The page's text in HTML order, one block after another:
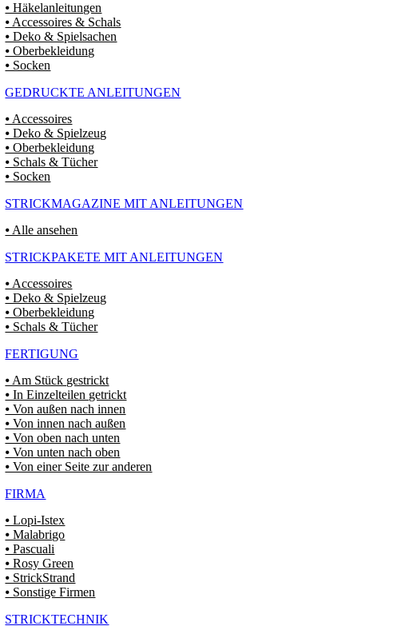
⦁ Häkelanleitungen
⦁ Accessoires & Schals
⦁ Deko & Spielsachen
⦁ Oberbekleidung
⦁ Socken
GEDRUCKTE ANLEITUNGEN
⦁ Accessoires
⦁ Deko & Spielzeug
⦁ Oberbekleidung
⦁ Schals & Tücher
⦁ Socken
STRICKMAGAZINE MIT ANLEITUNGEN
⦁ Alle ansehen
STRICKPAKETE MIT ANLEITUNGEN
⦁ Accessoires
⦁ Deko & Spielzeug
⦁ Oberbekleidung
⦁ Schals & Tücher
FERTIGUNG
⦁ Am Stück gestrickt
⦁ In Einzelteilen getrickt
⦁ Von außen nach innen
⦁ Von innen nach außen
⦁ Von oben nach unten
⦁ Von unten nach oben
⦁ Von einer Seite zur anderen
FIRMA
⦁ Lopi-Istex
⦁ Malabrigo
⦁ Pascuali
⦁ Rosy Green
⦁ StrickStrand
⦁ Sonstige Firmen
STRICKTECHNIK